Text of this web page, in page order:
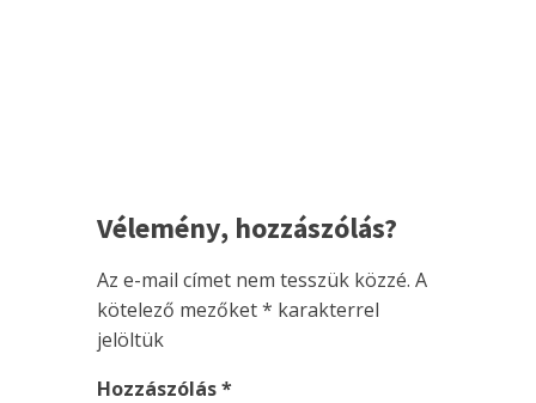
Vélemény, hozzászólás?
Az e-mail címet nem tesszük közzé. A
kötelező mezőket* karakterrel
jelöltük
Hozzászólás*